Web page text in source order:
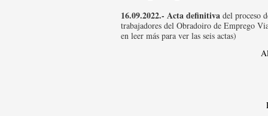
16.09.2022.- Acta definitiva del proceso
trabajadores del Obradoiro de Emprego
en leer más para ver las seis actas)